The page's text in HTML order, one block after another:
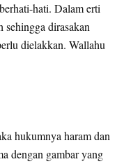
hati. Dalam erti
sehingga dirasakan
dielakkan. Wallahu
hukumnya haram dan
dengan gambar yang